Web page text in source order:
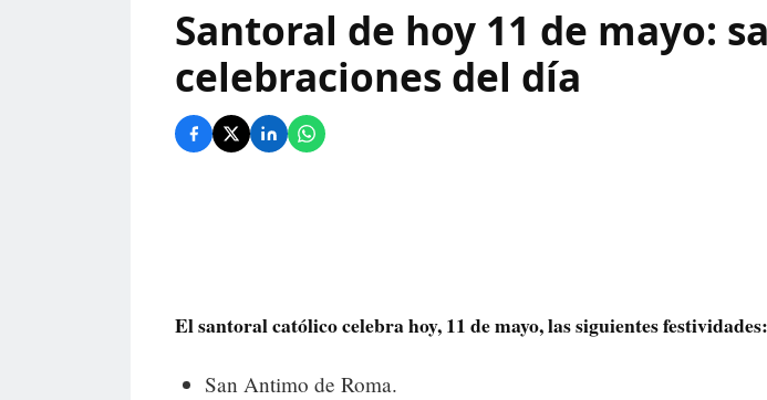
Santoral de hoy 11 de mayo:
celebraciones del día
El santoral católico celebra hoy, 11 de mayo, las siguientes festividades:
San Antimo de Roma.